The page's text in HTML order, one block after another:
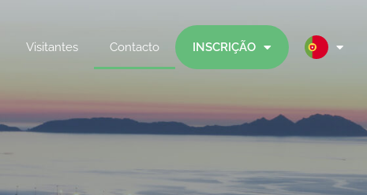
Visitantes Contacto INSCRIÇÃO